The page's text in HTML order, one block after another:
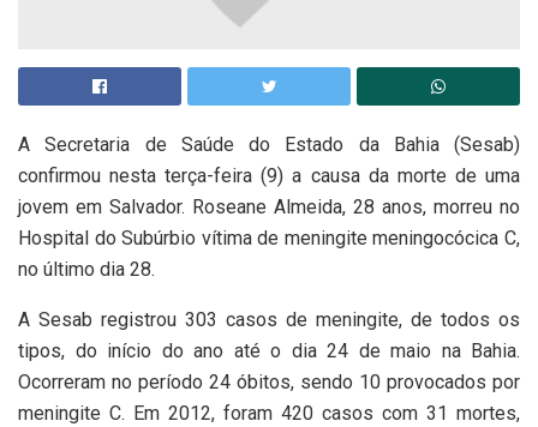
A Secretaria de Saúde do Estado da Bahia (Sesab)
confirmou nesta terça-feira (9) a causa da morte de uma
jovem em Salvador. Roseane Almeida, 28 anos, morreu no
Hospital do Subúrbio vítima de meningite meningocócica C,
no último dia 28.
A Sesab registrou 303 casos de meningite, de todos os
tipos, do início do ano até o dia 24 de maio na Bahia.
Ocorreram no período 24 óbitos, sendo 10 provocados por
meningite C. Em 2012, foram 420 casos com 31 mortes,